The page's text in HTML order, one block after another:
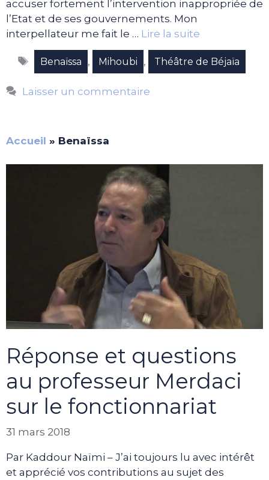
accuser fortement l’intervention inappropriée de
l’Etat et de ses gouvernements. Mon
interpellateur me fait le … Lire la suite
Étiquettes
Benaïssa , Mihoubi , Théâtre de Béjaïa
Laisser un commentaire
Accueil » Benaïssa
Réponse et questions
au professeur Merdaci
sur le fonctionnariat
31 mars 2018
Par Kaddour Naïmi – J’ai toujours lu avec intérêt
et apprécié vos contributions au sujet des